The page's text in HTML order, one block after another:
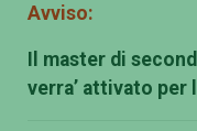
Avviso:
Il master di
verra’ attivato per